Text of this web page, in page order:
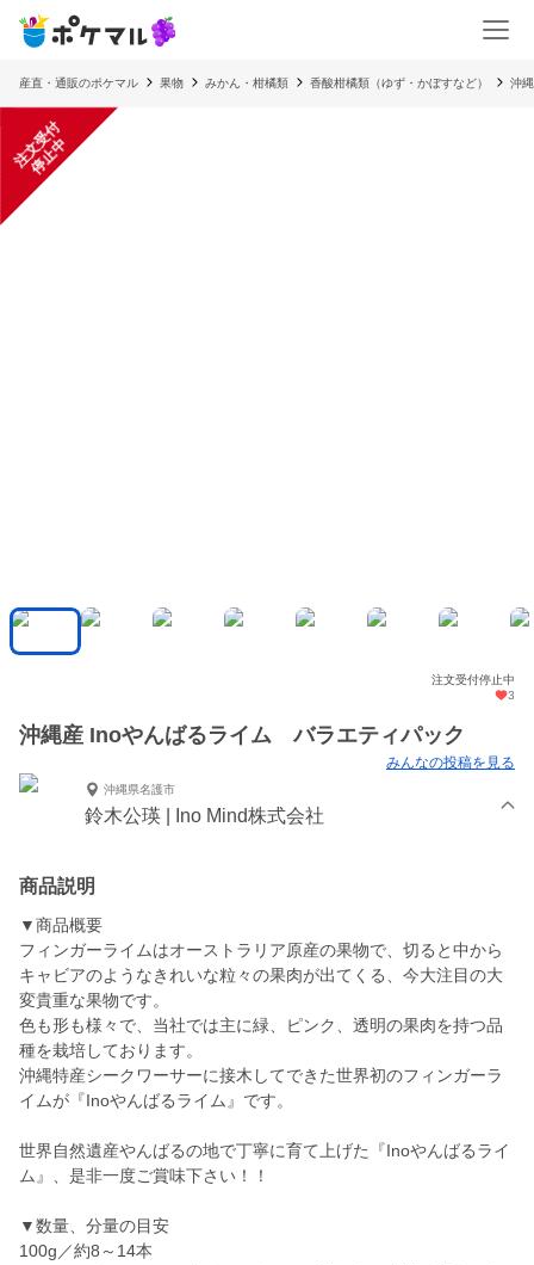
産直・通販のポケマル 果物 みかん・柑橘類 香酸柑橘類（ゆず・かぼすなど） 沖
注
文
受
付
停
止
中
注文受付停止中
3
沖縄産 Inoやんばるライム バラエティパック
みんなの投稿を見る
沖縄県名護市
鈴木公瑛 | Ino Mind株式会社
商品説明
▼商品概要
フィンガーライムはオーストラリア原産の果物で、切ると中から
キャビアのようなきれいな粒々の果肉が出てくる、今大注目の大
変貴重な果物です。
色も形も様々で、当社では主に緑、ピンク、透明の果肉を持つ品
種を栽培しております。
沖縄特産シークワーサーに接木してできた世界初のフィンガーラ
イムが『Inoやんばるライム』です。
世界自然遺産やんばるの地で丁寧に育て上げた『Inoやんばるライ
ム』、是非一度ご賞味下さい！！
▼数量、分量の目安
100g／約8～14本